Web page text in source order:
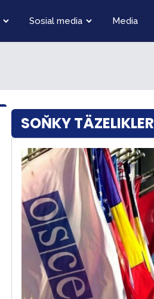
Sosial media Media
SOŇKY TÄZELIKLER